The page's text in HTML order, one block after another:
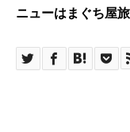
ニューはまぐち屋